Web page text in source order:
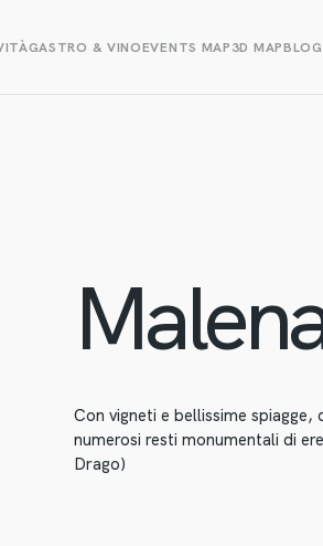
GASTRO & VINOEVENTS MAP3D MAPBLOG
Con vigneti e bellissime
numerosi resti monumentali di
Drago)